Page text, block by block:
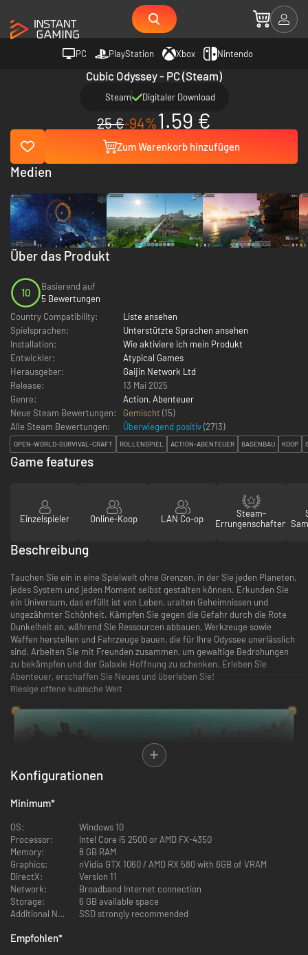
PC PlayStation Xbox Nintendo
Cubic Odyssey - PC (Steam)
Steam Digitaler Download
25 €-94%1.59 €
Zum Warenkorb hinzufügen
Über das Produkt
10
Basierend auf
5 Bewertungen
Country Compatibility:
Liste ansehen
Spielsprachen:
Unterstützte Sprachen ansehen
Installation:
Wie aktiviere ich mein Produkt
Entwickler:
Atypical Games
Herausgeber:
Gaijin Network Ltd
Release:
13 Mai 2025
Genre:
Action, Abenteuer
Neue Steam Bewertungen:
Gemischt (15)
Alle Steam Bewertungen:
Überwiegend positiv(2713)
OPEN-WORLD-SURVIVAL-CRAFT ROLLENSPIEL ACTION-ABENTEUER BASENBAU KOOP
Medien
Game features
Einzelspieler Online-Koop LAN Co-op
Steam-
Errungenschaften
Beschreibung
Tauchen Sie ein in eine Spielwelt ohne Grenzen, in der Sie jeden Planeten,
jedes System und jeden Moment selbst gestalten können. Erkunden Sie
ein Universum, das erfüllt ist von Leben, uralten Geheimnissen und
ungezähmter Schönheit. Kämpfen Sie gegen die Gefahr durch die Rote
Dunkelheit an, während Sie Ressourcen abbauen, Werkzeuge sowie
Waffen herstellen und Fahrzeuge bauen, die für Ihre Odyssee unerlässlich
sind. Arbeiten Sie mit Freunden zusammen, um gewaltige Bedrohungen
zu bekämpfen und der Galaxie Hoffnung zu schenken. Erleben Sie
Abenteuer, erschaffen Sie Neues und überleben Sie!
Riesige offene kubische Welt
Hinter jedem Stern, den Sie am Himmel oder im Weltraum sehen, verbirgt
sich das Licht eines Sternensystems. Jeder Stern wird von Planeten
umkreist, die voller Leben sind, mit wechselnden Tag-Nacht-Zyklen,
pulsierenden NSC-Städten, Piratenaußenposten und gefährlichen Ruinen,
die nur auf ihre Entdeckung warten.
Konfigurationen
Minimum*
OS:
Windows 10
Processor:
Intel Core i5 2500 or AMD FX-4350
Memory:
8 GB RAM
Graphics:
nVidia GTX 1060 / AMD RX 580 with 6GB of VRAM
DirectX:
Version 11
Network:
Broadband Internet connection
Storage:
6 GB available space
Additional Notes:
SSD strongly recommended
Empfohlen*